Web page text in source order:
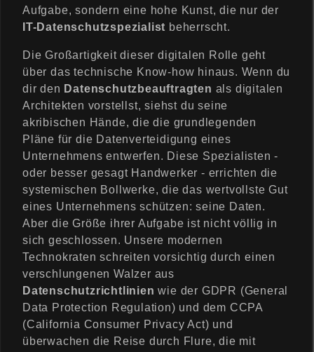
Aufgabe, sondern eine hohe Kunst, die nur der
IT-Datenschutzspezialist beherrscht.
Die Großartigkeit dieser digitalen Rolle geht
über das technische Know-how hinaus. Wenn du
dir den Datenschutzbeauftragten als digitalen
Architekten vorstellst, siehst du seine
akribischen Hände, die die grundlegenden
Pläne für die Datenverteidigung eines
Unternehmens entwerfen. Diese Spezialisten -
oder besser gesagt Handwerker - errichten die
systemischen Bollwerke, die das wertvollste Gut
eines Unternehmens schützen: seine Daten.
Aber die Größe ihrer Aufgabe ist nicht völlig in
sich geschlossen. Unsere modernen
Technokraten schreiten vorsichtig durch einen
verschlungenen Walzer aus
Datenschutzrichtlinien wie der GDPR (General
Data Protection Regulation) und dem CCPA
(California Consumer Privacy Act) und
überwachen die Reise durch Flure, die mit